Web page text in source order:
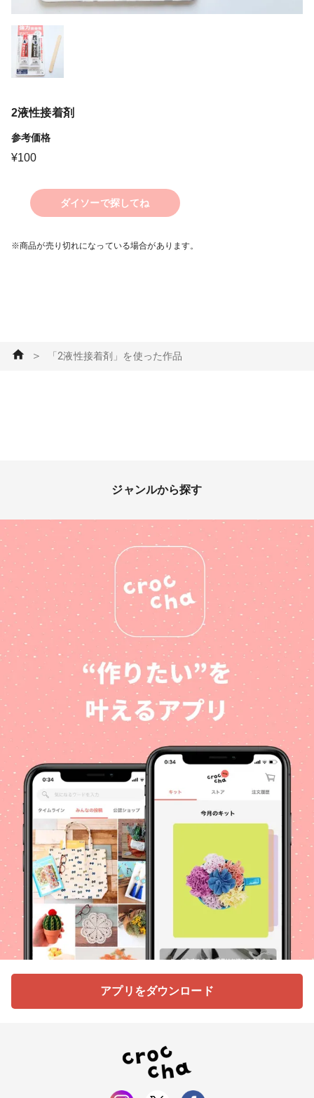
2液性接着剤
参考価格
¥100
ダイソーで探してね
※商品が売り切れになっている場合があります。
＞ 「2液性接着剤」を使った作品
ジャンルから探す
アプリをダウンロード